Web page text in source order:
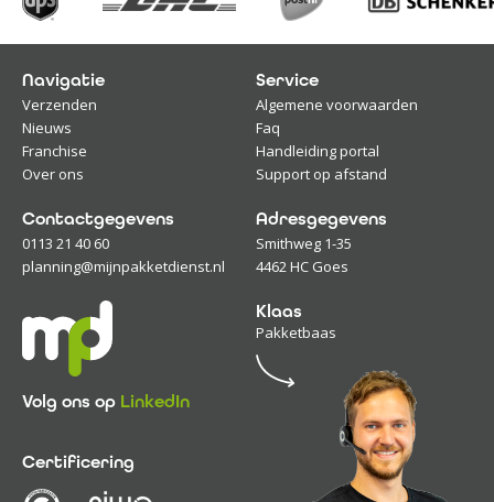
Volg ons op LinkedIn
Certificering
Navigatie
Verzenden
Nieuws
Franchise
Over ons
Service
Algemene voorwaarden
Faq
Handleiding portal
Support op afstand
Contactgegevens
0113 21 40 60
planning@mijnpakketdienst.nl
Adresgegevens
Smithweg 1-35
4462 HC Goes
Klaas
Pakketbaas